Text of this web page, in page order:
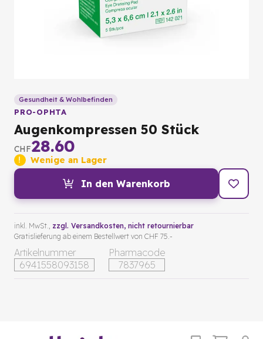
Gesundheit & Wohlbefinden
PRO-OPHTA
Augenkompressen 50 Stück
CHF28.60
Wenige an Lager
In den Warenkorb
Artikelnummer
6941558093158
Pharmacode
7837965
inkl. MwSt., zzgl. Versandkosten, nicht retournierbar
Gratislieferung ab einem Bestellwert von CHF 75.-